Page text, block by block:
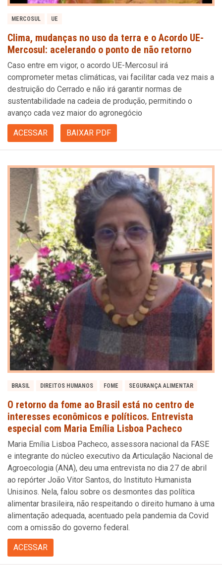
MERCOSUL UE
Clima, mudanças no uso da terra e o Acordo UE-
Mercosul: acelerando o ponto de não retorno
Caso entre em vigor, o acordo UE-Mercosul irá
comprometer metas climáticas, vai facilitar cada vez mais a
destruição do Cerrado e não irá garantir normas de
sustentabilidade na cadeia de produção, permitindo o
avanço cada vez maior do agronegócio
ACESSAR BAIXAR PDF
BRASIL DIREITOS HUMANOS FOME SEGURANÇA ALIMENTAR
O retorno da fome ao Brasil está no centro de
interesses econômicos e políticos. Entrevista
especial com Maria Emília Lisboa Pacheco
Maria Emília Lisboa Pacheco, assessora nacional da FASE
e integrante do núcleo executivo da Articulação Nacional de
Agroecologia (ANA), deu uma entrevista no dia 27 de abril
ao repórter João Vitor Santos, do Instituto Humanista
Unisinos. Nela, falou sobre os desmontes das política
alimentar brasileira, não respeitando o direito humano à uma
alimentação adequada, acentuado pela pandemia da Covid
com a omissão do governo federal.
ACESSAR